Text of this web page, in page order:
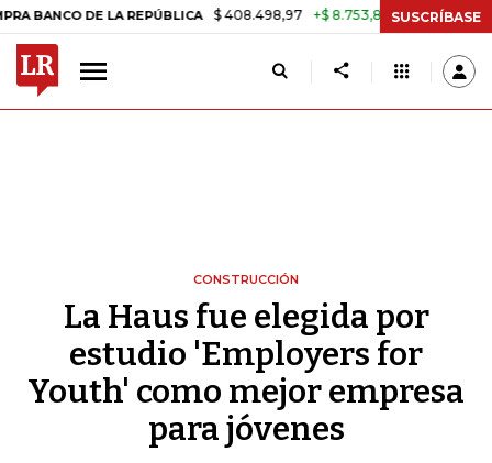
DE LA REPÚBLICA $ 408.498,97 +$ 8.753,81 +2,19% TASA DE
SUSCRÍBASE
CONSTRUCCIÓN
La Haus fue elegida por
estudio 'Employers for
Youth' como mejor empresa
para jóvenes